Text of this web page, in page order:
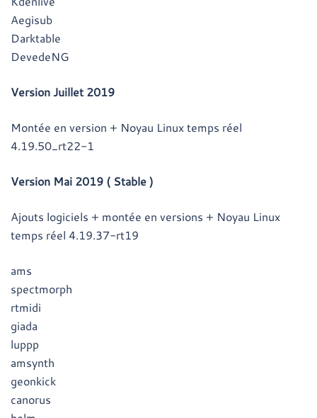
Aegisub
Darktable
DevedeNG
Version Juillet 2019
Montée en version + Noyau Linux temps réel
4.19.50_rt22-1
Version Mai 2019 ( Stable )
Ajouts logiciels + montée en versions + Noyau Linux
temps réel 4.19.37-rt19
ams
spectmorph
rtmidi
giada
luppp
amsynth
geonkick
canorus